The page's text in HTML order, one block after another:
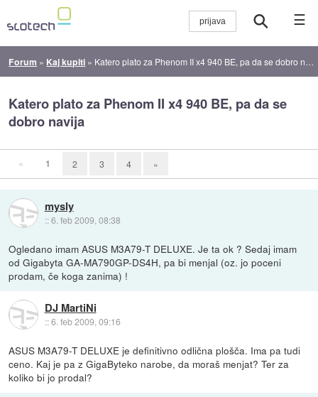
☰
Forum » Kaj kupiti » Katero plato za Phenom II x4 940 BE, pa da se dobro navija
Katero plato za Phenom II x4 940 BE, pa da se
dobro navija
« 1 2 3 4 »
mysly
::6. feb 2009, 08:38
Ogledano imam ASUS M3A79-T DELUXE. Je ta ok ? Sedaj imam
od Gigabyta GA-MA790GP-DS4H, pa bi menjal (oz. jo poceni
prodam, če koga zanima) !
DJ MartiNi
::6. feb 2009, 09:16
ASUS M3A79-T DELUXE je definitivno odlična plošča. Ima pa tudi
ceno. Kaj je pa z GigaByteko narobe, da moraš menjat? Ter za
koliko bi jo prodal?